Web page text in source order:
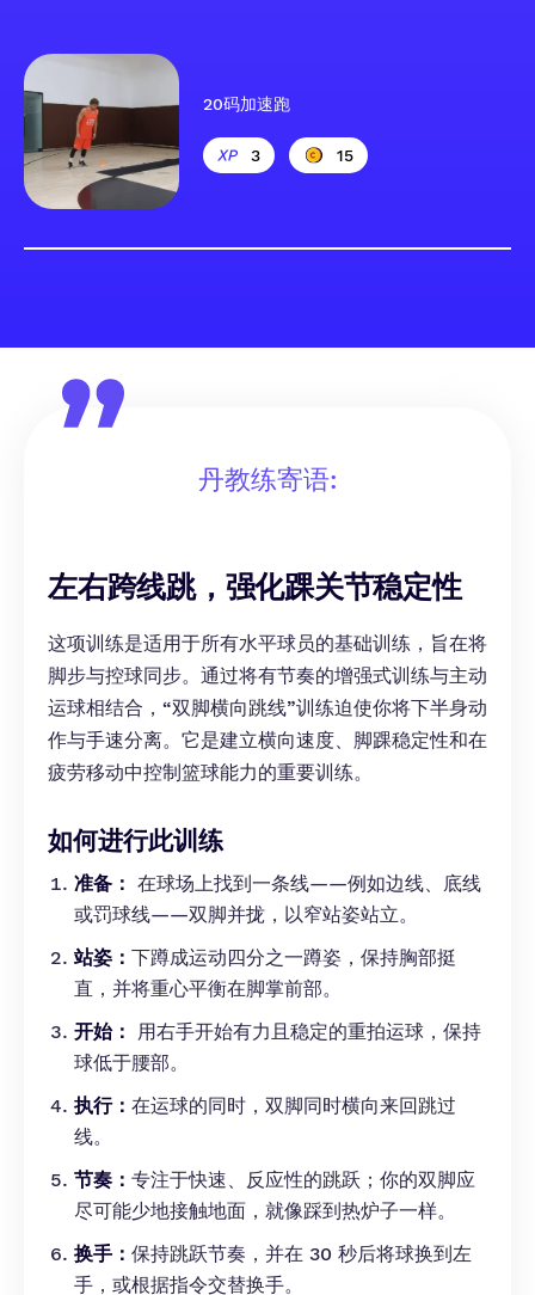
20码加速跑
3 15
丹教练寄语:
左右跨线跳，强化踝关节稳定性
这项训练是适用于所有水平球员的基础训练，旨在将
脚步与控球同步。通过将有节奏的增强式训练与主动
运球相结合，“双脚横向跳线”训练迫使你将下半身动
作与手速分离。它是建立横向速度、脚踝稳定性和在
疲劳移动中控制篮球能力的重要训练。
如何进行此训练
准备： 在球场上找到一条线——例如边线、底线
或罚球线——双脚并拢，以窄站姿站立。
站姿： 下蹲成运动四分之一蹲姿，保持胸部挺
直，并将重心平衡在脚掌前部。
开始：
用右手开始有力且稳定的重拍运球，保持
球低于腰部。
执行： 在运球的同时，双脚同时横向来回跳过
线。
节奏： 专注于快速、反应性的跳跃；你的双脚应
尽可能少地接触地面，就像踩到热炉子一样。
换手： 保持跳跃节奏，并在 30 秒后将球换到左
手，或根据指令交替换手。